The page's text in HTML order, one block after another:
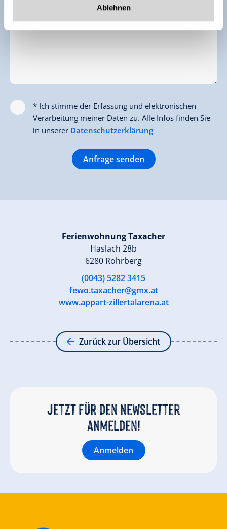
Ablehnen
* Ich stimme der Erfassung und elektronischen
Verarbeitung meiner Daten zu. Alle Infos finden Sie
in unserer Datenschutzerklärung
Anfrage senden
Ferienwohnung Taxacher
Haslach 28b
6280 Rohrberg
(0043) 5282 3415
fewo.taxacher@gmx.at
www.appart-zillertalarena.at
Zurück zur Übersicht
Jetzt für den newsletter
anmelden!
Anmelden